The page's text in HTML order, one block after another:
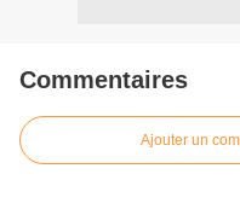
Commentaires
Ajouter un